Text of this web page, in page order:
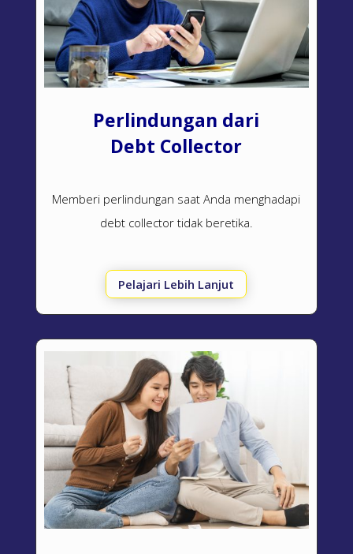
Perlindungan dari
Debt Collector
Memberi perlindungan saat Anda menghadapi
debt collector tidak beretika.
Pelajari Lebih Lanjut